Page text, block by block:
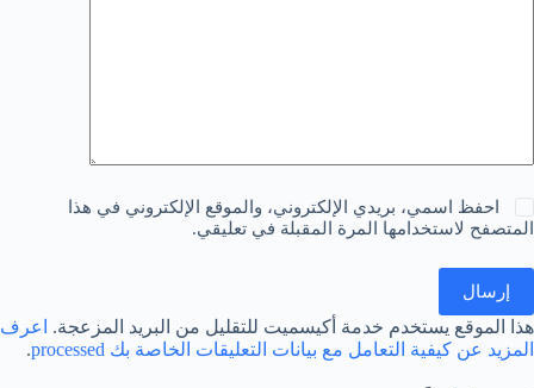
احفظ اسمي، بريدي الإلكتروني، والموقع الإلكتروني في هذا
المتصفح لاستخدامها المرة المقبلة في تعليقي.
إرسال
هذا الموقع يستخدم خدمة أكيسميت للتقليل من البريد المزعجة.
اعرف
المزيد عن كيفية التعامل مع بيانات التعليقات الخاصة بك processed
.